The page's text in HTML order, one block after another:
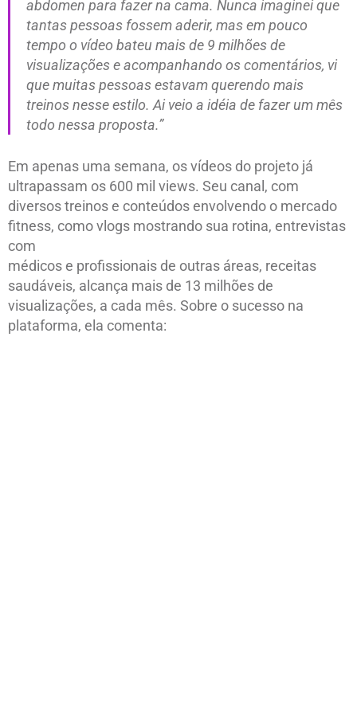
abdomen para fazer na cama. Nunca imaginei que
tantas pessoas fossem aderir, mas em pouco
tempo o vídeo bateu mais de 9 milhões de
visualizações e acompanhando os comentários, vi
que muitas pessoas estavam querendo mais
treinos nesse estilo. Ai veio a idéia de fazer um mês
todo nessa proposta.”
Em apenas uma semana, os vídeos do projeto já
ultrapassam os 600 mil views. Seu canal, com
diversos treinos e conteúdos envolvendo o mercado
fitness, como vlogs mostrando sua rotina, entrevistas
com
médicos e profissionais de outras áreas, receitas
saudáveis, alcança mais de 13 milhões de
visualizações, a cada mês. Sobre o sucesso na
plataforma, ela comenta: